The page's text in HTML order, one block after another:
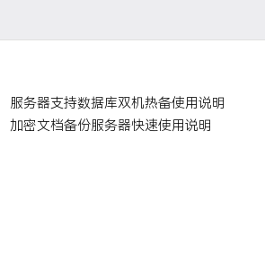
服务器支持数据库双机热备使用说明
加密文档备份服务器快速使用说明